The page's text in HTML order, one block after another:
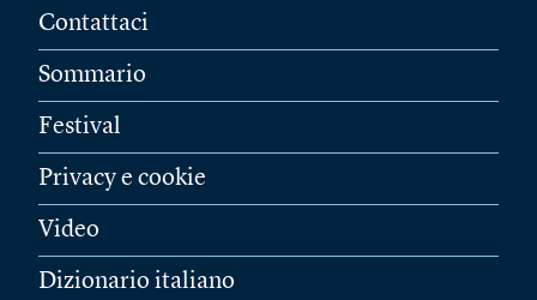
Contattaci
Sommario
Festival
Privacy e cookie
Video
Dizionario italiano